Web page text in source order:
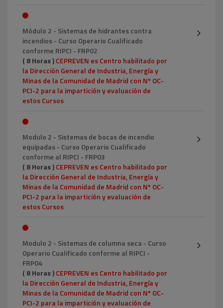
Módulo 2 - Sistemas de hidrantes contra
incendios - Curso Operario Cualificado
conforme RIPCI - FRP02
( 8 Horas )CEPREVEN es Centro habilitado por
la Dirección General de Industria, Energía y
Minas de la Comunidad de Madrid con Nº OC-
PCI-2 para la impartición y evaluación de
estos Cursos
Modulo 2 - Sistemas de bocas de incendio
equipadas - Curso Operario Cualificado
conforme al RIPCI - FRP03
( 8 Horas )CEPREVEN es Centro habilitado por
la Dirección General de Industria, Energía y
Minas de la Comunidad de Madrid con Nº OC-
PCI-2 para la impartición y evaluación de
estos Cursos
Modulo 2 - Sistemas de columna seca - Curso
Operario Cualificado conforme al RIPCI -
FRP04
( 8 Horas )CEPREVEN es Centro habilitado por
la Dirección General de Industria, Energía y
Minas de la Comunidad de Madrid con Nº OC-
PCI-2 para la impartición y evaluación de